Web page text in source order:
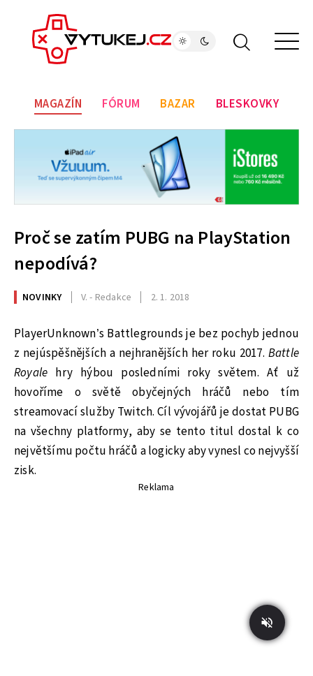
MAGAZÍN FÓRUM BAZAR BLESKOVKY
Proč se zatím PUBG na PlayStation
nepodívá?
NOVINKY V. - Redakce 2. 1. 2018
PlayerUnknown’s Battlegrounds je bez pochyb jednou
z nejúspěšnějších a nejhranějších her roku 2017. Battle
Royale hry hýbou posledními roky světem. Ať už
hovoříme o světě obyčejných hráčů nebo tím
streamovací služby Twitch. Cíl vývojářů je dostat PUBG
na všechny platformy, aby se tento titul dostal k co
největšímu počtu hráčů a logicky aby vynesl co nejvyšší
zisk.
Reklama